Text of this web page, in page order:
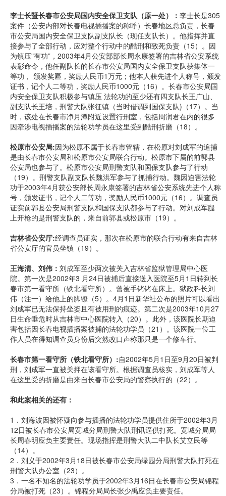
李士长暨长春市公安局国内安全保卫支队（原一处）： 李士长是305
案件（公安内部对长春电视插播案的称呼）长春地区总负责，长春
市公安局国内安全保卫支队副支队长（现任支队长）。他指挥并直
接参与了全部行动，应对整个行动中的酷刑和致死负责（15）。因
为镇压"有功”，2003年4月公安部部长周永康签署的吉林省公安系统
表彰命令，他任副队长的长春市公安局国内安全保卫支队获集体一
等功， 颁发奖匾，奖励人民币1万元；他本人获先进个人称号，颁发
证书，记个人二等功，奖励人民币1000元（16）。长春市公安局国
内安全保卫支队积极参与镇压 法轮功的至少还有四支队长王广山、
副支队长王培，刑警大队张征镇（当时借调到国保支队)（17）。当
时，该处在长春市净月潭附近设置行刑室，包括周润君在内的很多
因牵涉电视插播案的法轮功学员在这里受到酷刑折磨（18）。
松原市公安局:因为松原不属于长春市管辖，在松原对刘成军的追捕
是由长春市公安局和松原市公安局联合行动。松原市下属的前郭县
公安局也参与了。松原市公安局刑警支队和国保支队参与了行动
（19）。刑警支队副支队长魏洪军参与了抓捕行动。魏因迫害法轮
功于2003年4月获公安部长周永康签署的吉林省公安系统先进个人称
号，颁发证书，记个人二等功，奖励人民币1000元（16）。调查员
证实前郭县公安局刑警支队和国保支队都参与了行动。对刘成军腿
上开枪的是刑警支队的，来自前郭县或松原市（19）。
吉林省公安厅:经调查员证实，那次在松原市的联合行动有来自吉林
省公安厅的官员坐镇（19）。
王海清、刘伟： 刘成军至少两次被关入吉林省监狱管理局中心医
院。第一次是2002年3 月24日被捕后直接送入医院至5月1日转到长
春市第一看守所（铁北看守所）。曾被手铐铐在床上。狱政科长刘
伟（注一）给他上的脚镣（5）。4月1日新华社公布的照片可以看出
刘成军已无法保持坐姿且有被用刑的痕迹。第二次是2003年10月27
日生命垂危时从吉林市中心医院转入（20）。此外，该医院长期迫
害包括因长春电视插播案被捕的法轮功学员（21）。该医院一位工
作人员在得知调查员身份后突然改口声称那只是一个修车行。
长春市第一看守所（铁北看守所）:自2002年5月1日至9月20日被判
刑，刘成军一直被关押在该看守所。根据调查员核实，刘成军等人
在这里受的折磨是由来自长春市公安局的警察执行的（22）。
和此案相关的还有：
1．刘海波因被怀疑向参与插播的法轮功学员提供住所于2002年3月
12日被长春市公安局宽城分局刑警大队刑讯逼供打死。宽城分局局
长周春明应负主要责任。现场指挥是刑警大队二中队长艾立民等
（14）。
2．刘义于2002年3月18日被长春市公安局绿园分局刑警大队打死在
刑警大队办公室（23）。
3．一名不知名的法轮功学员于2002年3月16日在长春市公安局锦程
分局被打死（23）。锦程分局局长张少禹应负主要责任。